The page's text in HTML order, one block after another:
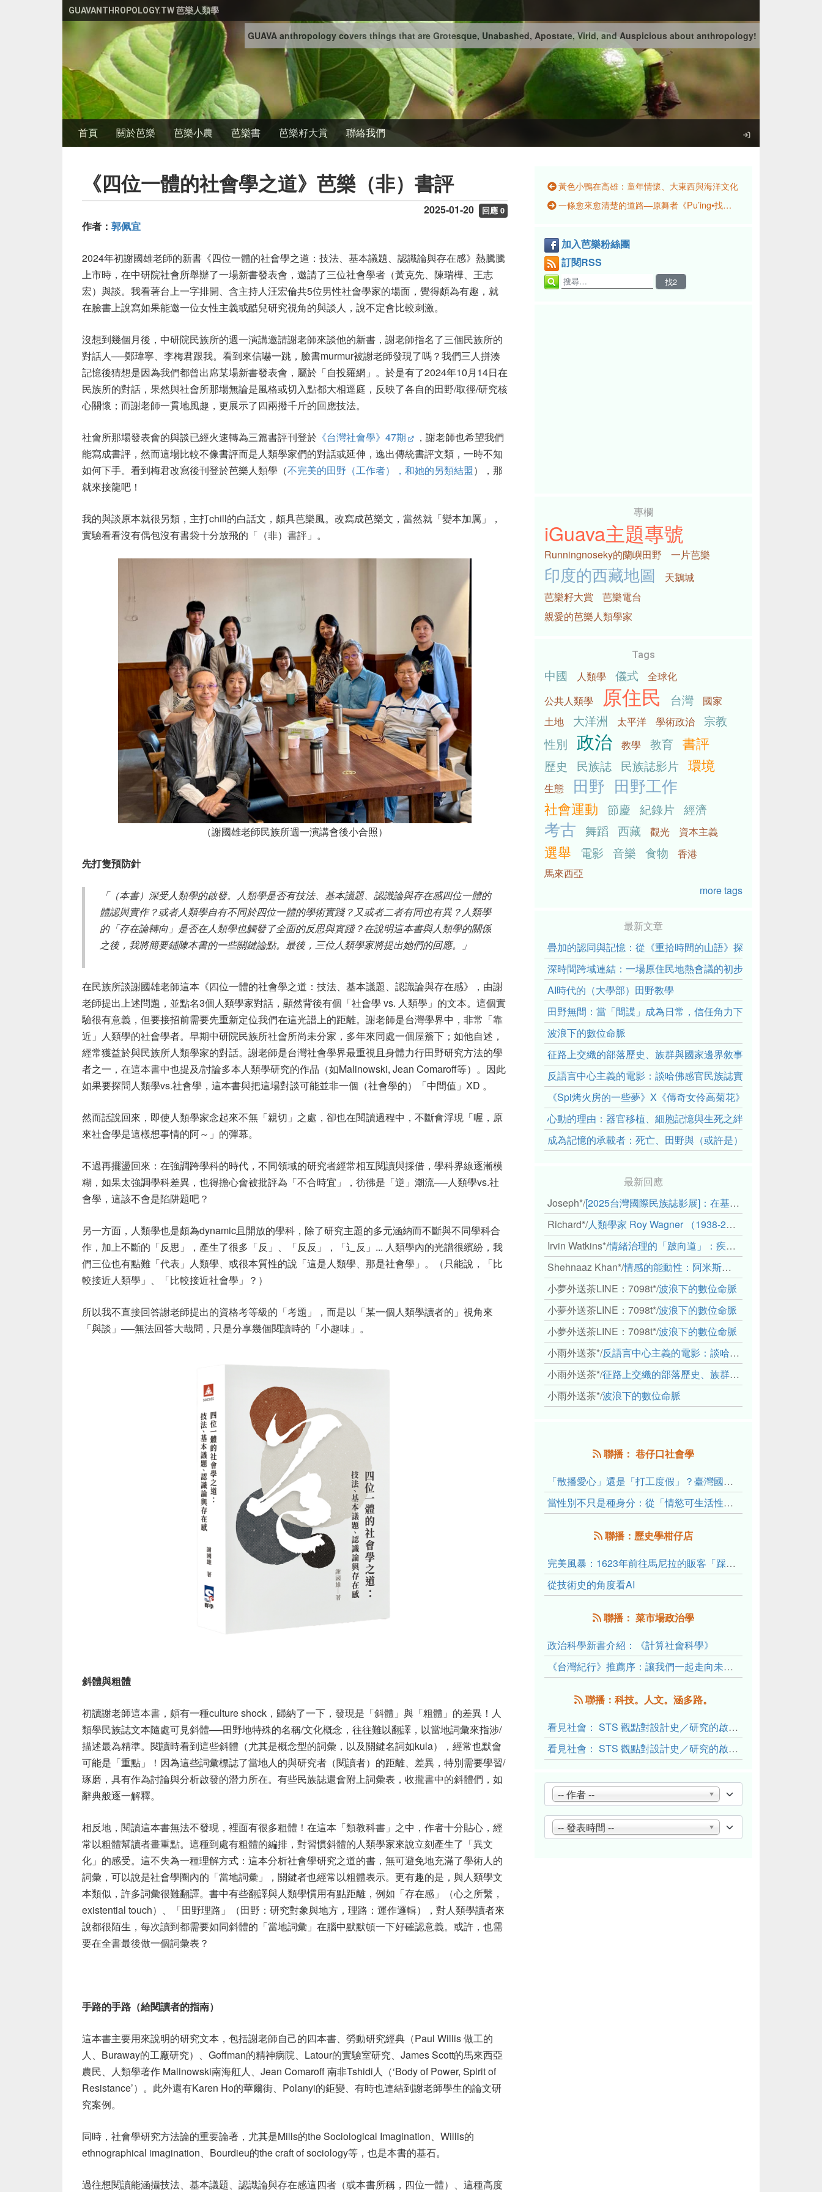
GUAVANTHROPOLOGY.TW 芭樂人類學
GUAVA anthropology covers things that are Grotesque, Unabashed, Apostate, Virid, and Auspicious about anthropology!
首頁 關於芭樂 芭樂小農 芭樂書 芭樂籽大賞 聯絡我們
《四位一體的社會學之道》芭樂（非）書評
2025-01-20 回應 0
作者： 郭佩宜
2024年初謝國雄老師的新書《四位一體的社會學之道：技法、基本議題、認識論與存在感》熱騰騰
上市時，在中研院社會所舉辦了一場新書發表會，邀請了三位社會學者（黃克先、陳瑞樺、王志
宏）與談。我看著台上一字排開、含主持人汪宏倫共5位男性社會學家的場面，覺得頗為有趣，就
在臉書上說寫如果能邀一位女性主義或酷兒研究視角的與談人，說不定會比較刺激。
沒想到幾個月後，中研院民族所的週一演講邀請謝老師來談他的新書，謝老師指名了三個民族所的
對話人──鄭瑋寧、李梅君跟我。看到來信嚇一跳，臉書murmur被謝老師發現了嗎？我們三人拼湊
記憶後猜想是因為我們都曾出席某場新書發表會，屬於「自投羅網」。於是有了2024年10月14日在
民族所的對話，果然與社會所那場無論是風格或切入點都大相逕庭，反映了各自的田野/取徑/研究核
心關懷；而謝老師一貫地風趣，更展示了四兩撥千斤的回應技法。
社會所那場發表會的與談已經火速轉為三篇書評刊登於 《台灣社會學》 47期
，謝老師也希望我們
能寫成書評，然而這場比較不像書評而是人類學家們的對話或延伸，逸出傳統書評文類，一時不知
如何下手。看到梅君改寫後刊登於芭樂人類學（不完美的田野（工作者），和她的另類結盟），那
就來接龍吧！
我的與談原本就很另類，主打chill的白話文，頗具芭樂風。改寫成芭樂文，當然就「變本加厲」，
實驗看看沒有偶包沒有書袋十分放飛的「（非）書評」。
（謝國雄老師民族所週一演講會後小合照）
先打隻預防針
「（本書）深受人類學的啟發。人類學是否有技法、基本議題、認識論與存在感四位一體的
體認與實作？或者人類學自有不同於四位一體的學術實踐？又或者二者有同也有異？人類學
的「存在論轉向」是否在人類學也觸發了全面的反思與實踐？在說明這本書與人類學的關係
之後，我將簡要鋪陳本書的一些關鍵論點。最後，三位人類學家將提出她們的回應。」
在民族所談謝國雄老師這本《四位一體的社會學之道：技法、基本議題、認識論與存在感》，由謝
老師提出上述問題，並點名3個人類學家對話，顯然背後有個「社會學 vs. 人類學」的文本。這個實
驗很有意義，但要接招前需要先重新定位我們在這光譜上的距離。謝老師是台灣學界中，非常「靠
近」人類學的社會學者。早期中研院民族所社會所尚未分家，多年來同處一個屋簷下；如他自述，
經常獲益於與民族所人類學家的對話。謝老師是台灣社會學界最重視且身體力行田野研究方法的學
者之一，在這本書中也提及/討論多本人類學研究的作品（如Malinowski, Jean Comaroff等）。因此
如果要探問人類學vs.社會學，這本書與把這場對談可能並非一個（社會學的）「中間值」 XD 。
然而話說回來，即使人類學家念起來不無「親切」之處，卻也在閱讀過程中，不斷會浮現「喔，原
來社會學是這樣想事情的阿～」的彈幕。
不過再擺盪回來：在強調跨學科的時代，不同領域的研究者經常相互閱讀與採借，學科界線逐漸模
糊，如果太強調學科差異，也得擔心會被批評為「不合時宜」，彷彿是「逆」潮流──人類學vs.社
會學，這該不會是陷阱題吧？
另一方面，人類學也是頗為dynamic且開放的學科，除了研究主題的多元涵納而不斷與不同學科合
作，加上不斷的「反思」，產生了很多「反」、「反反」，「辶反」 ... 人類學內的光譜很繽紛，我
們三位也有點難「代表」人類學、或很本質性的說「這是人類學、那是社會學」。（只能說，「比
較接近人類學」、「比較接近社會學」？）
所以我不直接回答謝老師提出的資格考等級的「考題」，而是以「某一個人類學讀者的」視角來
「與談」 ──無法回答大哉問，只是分享幾個閱讀時的「小趣味」。
斜體與粗體
初讀謝老師這本書，頗有一種culture shock ，歸納了一下，發現是「斜體」與「粗體」的差異！人
類學民族誌文本隨處可見斜體──田野地特殊的名稱/文化概念，往往難以翻譯，以當地詞彙來指涉/
描述最為精準。閱讀時看到這些斜體（尤其是概念型的詞彙，以及關鍵名詞如kula），經常也默會
可能是「重點」！因為這些詞彙標誌了當地人的與研究者（閱讀者）的距離、差異，特別需要學習/
琢磨，具有作為討論與分析啟發的潛力所在。有些民族誌還會附上詞彙表，收攏書中的斜體們，如
辭典般逐一解釋。
相反地，閱讀這本書無法不發現，裡面有很多粗體！在這本「類教科書」之中，作者十分貼心，經
常以粗體幫讀者畫重點。這種到處有粗體的編排，對習慣斜體的人類學家來說立刻產生了「異文
化」的感受。這不失為一種理解方式：這本分析社會學研究之道的書，無可避免地充滿了學術人的
詞彙，可以說是社會學圈內的「當地詞彙」，關鍵者也經常以粗體表示。更有趣的是，與人類學文
本類似，許多詞彙很難翻譯。書中有些翻譯與人類學慣用有點距離，例如「存在感」（心之所繫，
existential touch）、「田野理路」（田野：研究對象與地方，理路：運作邏輯），對人類學讀者來
說都很陌生，每次讀到都需要如同斜體的「當地詞彙」在腦中默默頓一下好確認意義。或許，也需
要在全書最後做一個詞彙表？
手路的手路（給閱讀者的指南）
這本書主要用來說明的研究文本，包括謝老師自己的四本書、勞動研究經典（Paul Willis做工的
人、 Buraway的工廠研究）、 Goffman的精神病院、 Latour的實驗室研究、 James Scott的馬來西亞
農民、人類學著作 Malinowski南海舡人、 Jean Comaroff南非Tshidi人（‘Body of Power, Spirit of
Resistance’）。此外還有Karen Ho的華爾街、 Polanyi的鉅變、有時也連結到謝老師學生的論文研
究案例。
同時，社會學研究方法論的重要論著，尤其是Mills的the Sociological Imagination、 Willis的
ethnographical imagination、 Bourdieu的the craft of sociology等，也是本書的基石。
過往想閱讀能涵攝技法、基本議題、認識論與存在感這四者（或本書所稱，四位一體）、這種高度
黃色小鴨在高雄：童年情懷、大東西與海洋文化
一條愈來愈清楚的道路—原舞者《Pu’ing•找路》幕後紀實
加入芭樂粉絲團
訂閱RSS
專欄
iGuava主題專號
Runningnoseky的蘭嶼田野 一片芭樂
印度的西藏地圖
天鵝城
芭樂籽大賞
芭樂電台
親愛的芭樂人類學家
Tags
中國 人類學 儀式
全球化
公共人類學
原住民 台灣
國家
土地
大洋洲 太平洋 學術政治
宗教
性別 政治 教學 教育 書評
歷史 民族誌 民族誌影片 環境
生態 田野 田野工作
社會運動 節慶 紀錄片 經濟
考古 舞蹈 西藏 觀光 資本主義
選舉 電影 音樂 食物
香港
馬來西亞
more tags
最新文章
疊加的認同與記憶：從《重拾時間的山語》探討「我們的」立
深時間跨域連結：一場原住民地熱會議的初步觀察
AI時代的（大學部）田野教學
田野無間：當「間諜」成為日常，信任角力下的情感伏流
波浪下的數位命脈
征路上交織的部落歷史、族群與國家邊界敘事： 《路有多長》
反語言中心主義的電影：談哈佛感官民族誌實驗室
《Spi烤火房的一些夢》X《傳奇女伶高菊花》： 透過紀錄片
心動的理由：器官移植、細胞記憶與生死之絆
成為記憶的承載者：死亡、田野與（或許是）人類學的成年禮
最新回應
Joseph*/[2025台灣國際民族誌影展]：在基礎設施的邊緣，聆聽人的呼吸
Richard*/人類學家 Roy Wagner （1938-2018）
Irvin Watkins*/情緒治理的「跛向道」：疾病與文化象徵的轉變舉例
Shehnaaz Khan*/情感的能動性：阿米斯音樂節的「對話觀察」
小夢外送茶LINE：7098t*/波浪下的數位命脈
小夢外送茶LINE：7098t*/波浪下的數位命脈
小夢外送茶LINE：7098t*/波浪下的數位命脈
小雨外送茶*/反語言中心主義的電影：談哈佛感官民族誌實驗室
小雨外送茶*/征路上交織的部落歷史、族群與國家邊界敘事： 《路有多長》、《高砂的翅膀》、《檔案／李光輝》
小雨外送茶*/波浪下的數位命脈
聯播： 巷仔口社會學
「散播愛心」還是「打工度假」？臺灣國內與跨國捐卵的利他修辭、金錢動機與身體代價
當性別不只是種身分：從「情慾可生活性」理解跨性別者的身體、慾望與認同探索
聯播：歷史學柑仔店
完美風暴：1623年前往馬尼拉的販客「踩線團」怎麼會困死於澎湖?
從技術史的角度看AI
聯播： 菜市場政治學
政治科學新書介紹：《計算社會科學》
《台灣紀行》推薦序：讓我們一起走向未來文明的備忘錄
聯播：科技。人文。涵多路。
看見社會： STS 觀點對設計史／研究的啟發與反思（下）
看見社會： STS 觀點對設計史／研究的啟發與反思（上）
-- 作者 --
-- 發表時間 --